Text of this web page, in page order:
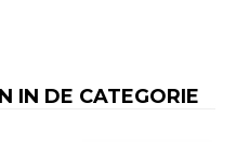
IN DE CATEGORIE